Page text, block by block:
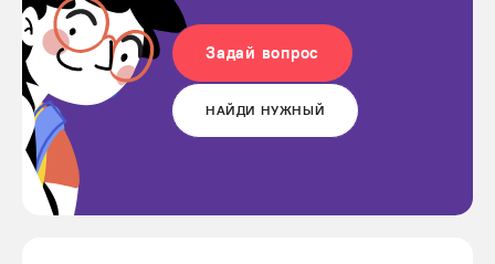
Задай вопрос
НАЙДИ НУЖНЫЙ